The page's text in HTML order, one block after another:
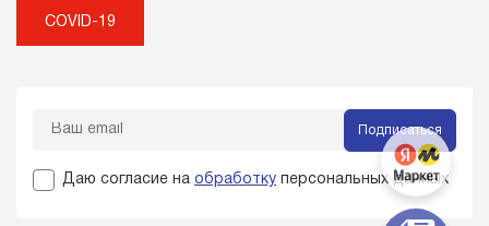
COVID-19
Подписаться
Даю согласие на обработку персональных данных